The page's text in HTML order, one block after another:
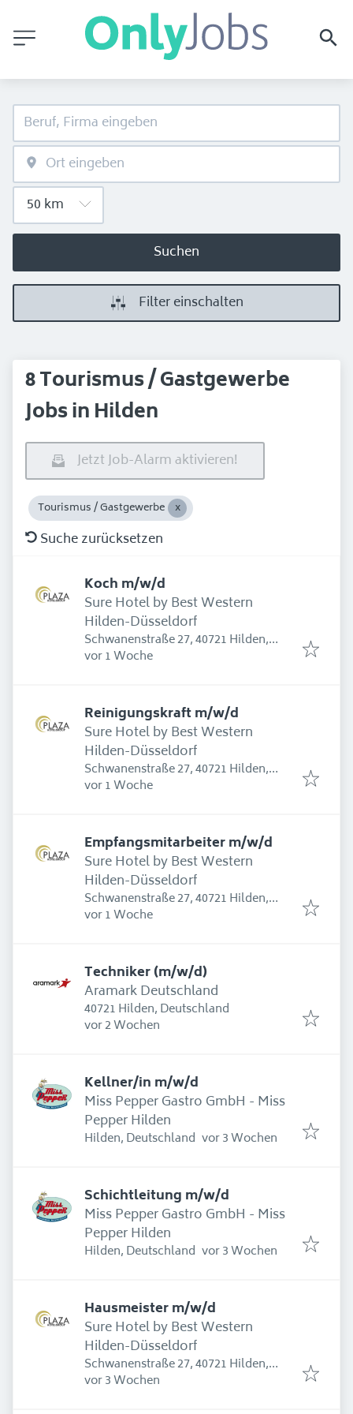
Suchen
Filter einschalten
8 Tourismus / Gastgewerbe
Jobs in Hilden
Jetzt Job-Alarm aktivieren!
Tourismus / Gastgewerbe
Suche zurücksetzen
Koch m/w/d
Sure Hotel by Best Western
Hilden-Düsseldorf
Schwanenstraße 27, 40721 Hilden,
Deutschland
Erschienen:
vor 1 Woche
Reinigungskraft m/w/d
Sure Hotel by Best Western
Hilden-Düsseldorf
Schwanenstraße 27, 40721 Hilden,
Deutschland
Erschienen:
vor 1 Woche
Empfangsmitarbeiter m/w/d
Sure Hotel by Best Western
Hilden-Düsseldorf
Schwanenstraße 27, 40721 Hilden,
Deutschland
Erschienen:
vor 1 Woche
Techniker (m/w/d)
Aramark Deutschland
40721 Hilden, Deutschland
Erschienen:
vor 2 Wochen
Kellner/in m/w/d
Miss Pepper Gastro GmbH - Miss
Pepper Hilden
Hilden, Deutschland Erschienen:
vor 3 Wochen
Schichtleitung m/w/d
Miss Pepper Gastro GmbH - Miss
Pepper Hilden
Hilden, Deutschland Erschienen:
vor 3 Wochen
Hausmeister m/w/d
Sure Hotel by Best Western
Hilden-Düsseldorf
Schwanenstraße 27, 40721 Hilden,
Deutschland
Erschienen:
vor 3 Wochen